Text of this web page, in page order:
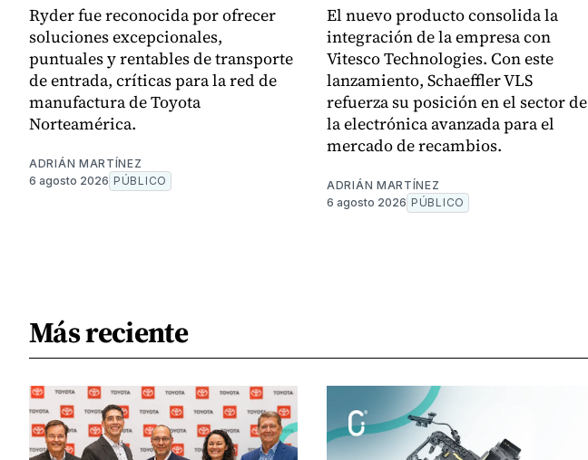
Ryder fue reconocida por ofrecer
soluciones excepcionales,
puntuales y rentables de transporte
de entrada, críticas para la red de
manufactura de Toyota
Norteamérica.
ADRIÁN MARTÍNEZ
6 agosto 2026 PÚBLICO
El nuevo producto consolida la
integración de la empresa con
Vitesco Technologies. Con este
lanzamiento, Schaeffler VLS
refuerza su posición en el sector de
la electrónica avanzada para el
mercado de recambios.
ADRIÁN MARTÍNEZ
6 agosto 2026 PÚBLICO
Más reciente